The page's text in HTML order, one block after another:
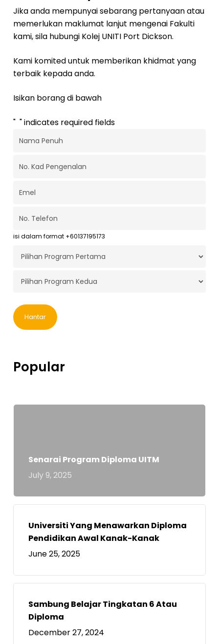
Jika anda mempunyai sebarang pertanyaan atau
memerlukan maklumat lanjut mengenai Fakulti
kami, sila hubungi Kolej UNITI Port Dickson.
Kami komited untuk memberikan khidmat yang
terbaik kepada anda.
Isikan borang di bawah
"* " indicates required fields
Nama
No.
Pengenalan
Emel*
No.
Telefon*
isi dalam format +60137195173
Program
Program
Popular
Senarai Program Diploma UITM
July 9, 2025
Universiti Yang Menawarkan Diploma
Pendidikan Awal Kanak-Kanak
June 25, 2025
Sambung Belajar Tingkatan 6 Atau
Diploma
December 27, 2024